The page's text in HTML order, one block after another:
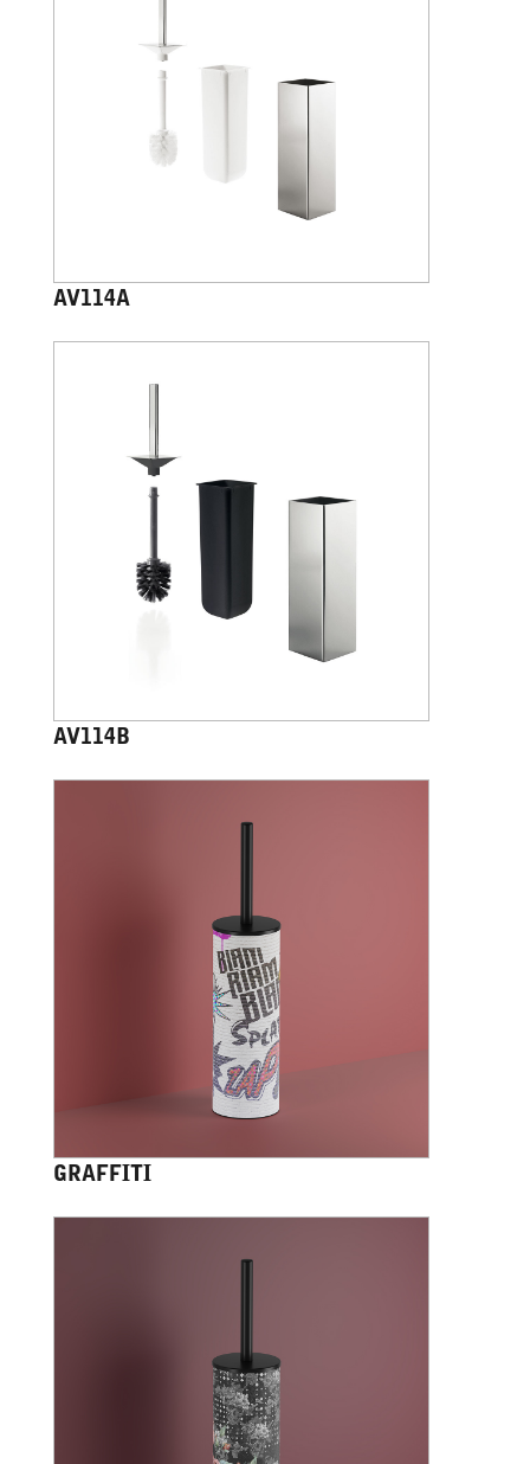
AV114A
AV114B
GRAFFITI